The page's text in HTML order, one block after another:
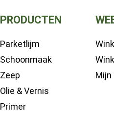
PRODUCTEN
Parketlijm
Schoonmaak
Zeep
Olie & Vernis
Primer